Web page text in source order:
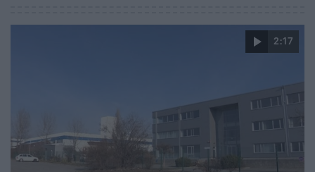
kormánnyal, hogy a korábban ígért 4,5 milliárdos állami
2:17